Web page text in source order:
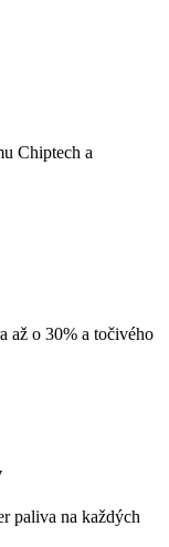
Chiptech a
až o 30% a točivého
paliva na každých